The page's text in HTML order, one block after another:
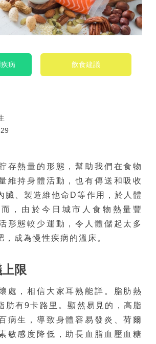
病 飲食建議
存熱量的形態，幫助我們在食物
維持身體活動，也有傳送和吸收
臟、製造維他命D等作用，於人體
，由於今日城市人食物熱量豐
形態較少運動，令人體儲起太多
，成為慢性疾病的溫床。
限
處，相信大家耳熟能詳。脂肪熱
肪有9卡路里。顯然易見的，高脂
病生，導致身體容易發炎、荷爾
敏感度降低，助長血脂血壓血糖